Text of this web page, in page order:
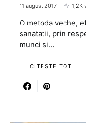
11 august 2017 1,2K
O metoda veche,
sanatatii, prin
munci si…
CITESTE TOT